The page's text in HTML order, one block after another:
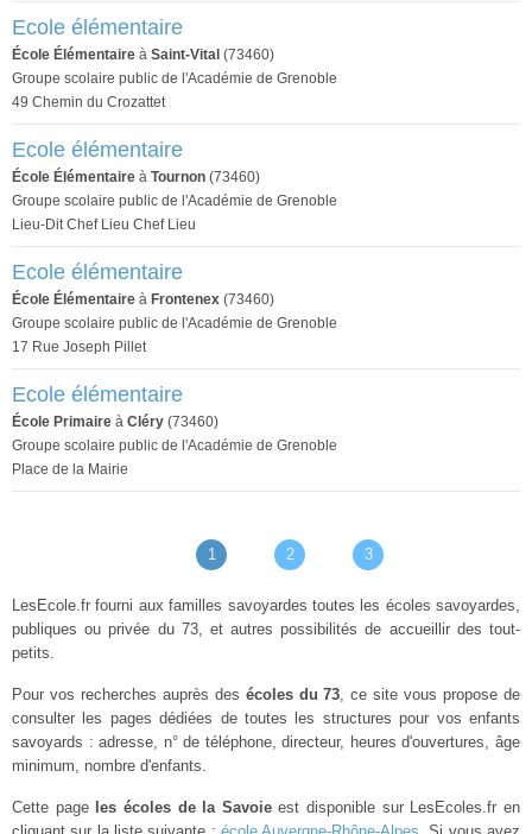
Ecole élémentaire
École Élémentaire à Saint-Vital (73460)
Groupe scolaire public de l'Académie de Grenoble
49 Chemin du Crozattet
Ecole élémentaire
École Élémentaire à Tournon (73460)
Groupe scolaire public de l'Académie de Grenoble
Lieu-Dit Chef Lieu Chef Lieu
Ecole élémentaire
École Élémentaire à Frontenex (73460)
Groupe scolaire public de l'Académie de Grenoble
17 Rue Joseph Pillet
Ecole élémentaire
École Primaire à Cléry (73460)
Groupe scolaire public de l'Académie de Grenoble
Place de la Mairie
1 2 3
LesEcole.fr fourni aux familles savoyardes toutes les écoles savoyardes,
publiques ou privée du 73, et autres possibilités de accueillir des tout-
petits.
Pour vos recherches auprès des écoles du 73, ce site vous propose de
consulter les pages dédiées de toutes les structures pour vos enfants
savoyards : adresse, n° de téléphone, directeur, heures d'ouvertures, âge
minimum, nombre d'enfants.
Cette page les écoles de la Savoieest disponible sur LesEcoles.fr en